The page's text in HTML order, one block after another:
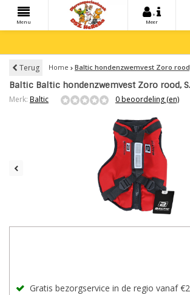
Menu
+
Meer
Terug Home Baltic hondenzwemvest Zoro
Baltic Baltic hondenzwemvest Zoro rood, S.
Merk: Baltic 0 beoordeling (en)
Gratis bezorgservice in de regio vanaf